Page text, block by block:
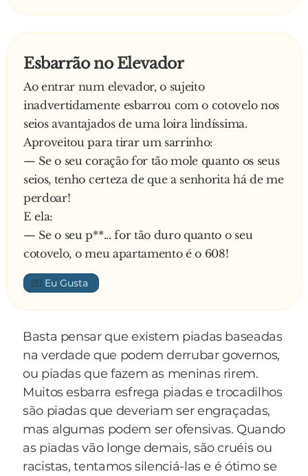
esbarrou e gritou:
— Não peidei!
— Nossa, agora você cagou!
— Ué, mas eu pensei que vocês fossem da
equipe ginecológica...
o abdômen, usando o mesmo argumento. De
repente, uma freira gritou:
quero ir antes da Maria Antônia!
— Por que isso, irmã? - perguntou o anjo.
— É que eu quero fazer gargarejo antes que ela
enfie a bunda.
Esbarrão no Elevador
Ao entrar num elevador, o sujeito
inadvertidamente esbarrou com o cotovelo nos
seios avantajados de uma loira lindíssima.
Aproveitou para tirar um sarrinho:
— Se o seu coração for tão mole quanto os seus
seios, tenho certeza de que a senhorita há de me
perdoar!
E ela:
— Se o seu p**... for tão duro quanto o seu
cotovelo, o meu apartamento é o 608!
👍🏼
Basta pensar que existem piadas baseadas
na verdade que podem derrubar governos,
ou piadas que fazem as meninas rirem.
Muitos esbarra esfrega piadas e trocadilhos
são piadas que deveriam ser engraçadas,
mas algumas podem ser ofensivas. Quando
as piadas vão longe demais, são cruéis ou
racistas, tentamos silenciá-las e é ótimo se